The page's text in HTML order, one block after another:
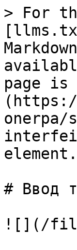
> For
page is
onerpa/
# Ввод
![](/